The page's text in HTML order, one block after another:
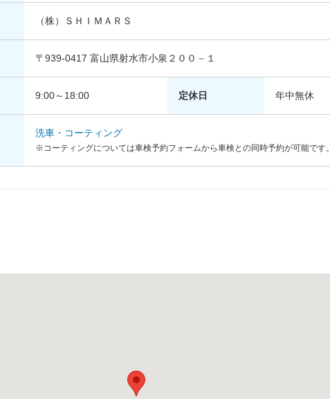
（株）ＳＨＩＭＡＲＳ
〒939-0417 富山県射水市小泉２００－１
9:00～18:00 定休日 年中無休
洗車・コーティング
※コーティングについては車検予約フォームから車検との同時予約が可能です。